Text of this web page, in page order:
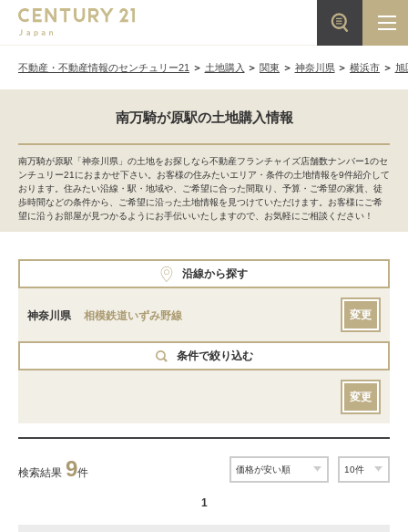
不動産・不動産情報のセンチュリー21 土地購入 関東 神奈川県 横浜市 旭
南万騎が原駅の土地購入情報
南万騎が原駅「神奈川県」の土地をお探しなら不動産フランチャイズ店舗数ナンバー1のセ
ンチュリー21におまかせ下さい。お客様の住みたいエリア・条件の土地情報を9件紹介して
おります。住みたい沿線・駅・地域や、ご希望に合った間取り、予算・ご希望の家賃、徒
歩時間などの条件から、ご希望に沿った土地情報を見つけていただけます。お客様にご希
望に沿うお部屋が見つかるようにお手伝いいたしますので、お気軽にご相談ください！
沿線から探す
神奈川県 相模鉄道いずみ野線 変更
条件で絞り込む
変更
検索結果 9件
1